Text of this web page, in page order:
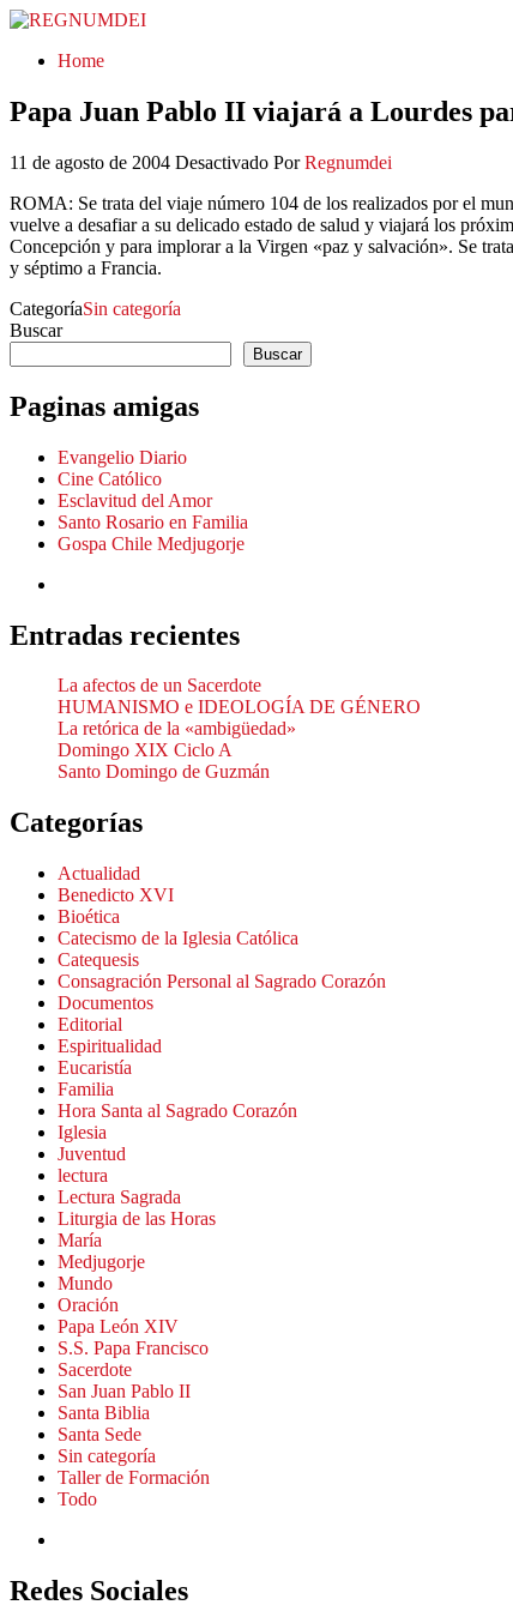
REGNUMDEI
Home
Papa Juan Pablo II viajará a Lourdes
11 de agosto de 2004 Desactivado Por Regnumdei
ROMA: Se trata del viaje número 104 de los realizados por el
vuelve a desafiar a su delicado estado de salud y viajará los
Concepción y para implorar a la Virgen «paz y salvación». Se
y séptimo a Francia.
CategoríaSin categoría
Buscar
Buscar
Paginas amigas
Evangelio Diario
Cine Católico
Esclavitud del Amor
Santo Rosario en Familia
Gospa Chile Medjugorje
Entradas recientes
La afectos de un Sacerdote
HUMANISMO e IDEOLOGÍA DE GÉNERO
La retórica de la «ambigüedad»
Domingo XIX Ciclo A
Santo Domingo de Guzmán
Categorías
Actualidad
Benedicto XVI
Bioética
Catecismo de la Iglesia Católica
Catequesis
Consagración Personal al Sagrado Corazón
Documentos
Editorial
Espiritualidad
Eucaristía
Familia
Hora Santa al Sagrado Corazón
Iglesia
Juventud
lectura
Lectura Sagrada
Liturgia de las Horas
María
Medjugorje
Mundo
Oración
Papa León XIV
S.S. Papa Francisco
Sacerdote
San Juan Pablo II
Santa Biblia
Santa Sede
Sin categoría
Taller de Formación
Todo
Redes Sociales